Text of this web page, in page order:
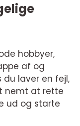
hobbyer,
af og
du laver en fejl,
nemt at rette
ud og starte